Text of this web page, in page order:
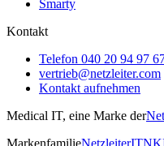
Smarty
Kontakt
Telefon 040 20 94 97
vertrieb@netzleiter.com
Kontakt aufnehmen
Medical IT, eine Marke der